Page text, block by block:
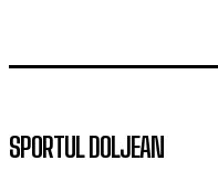
SPORTUL DOLJEAN